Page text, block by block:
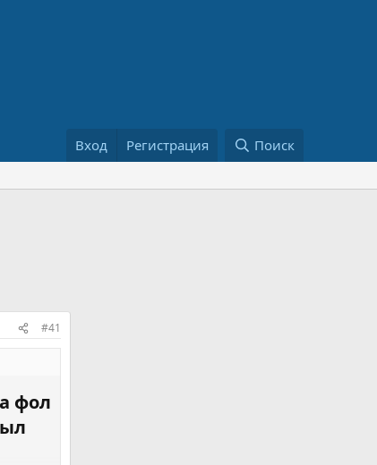
Вход Регистрация Поиск
#41
фол